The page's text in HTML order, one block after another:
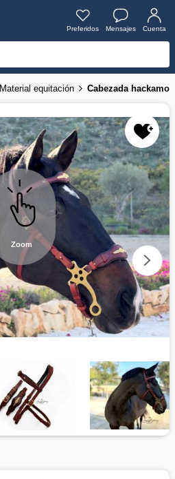
Preferidos Mensajes Cuenta
Material equitación Cabezada
Zoom